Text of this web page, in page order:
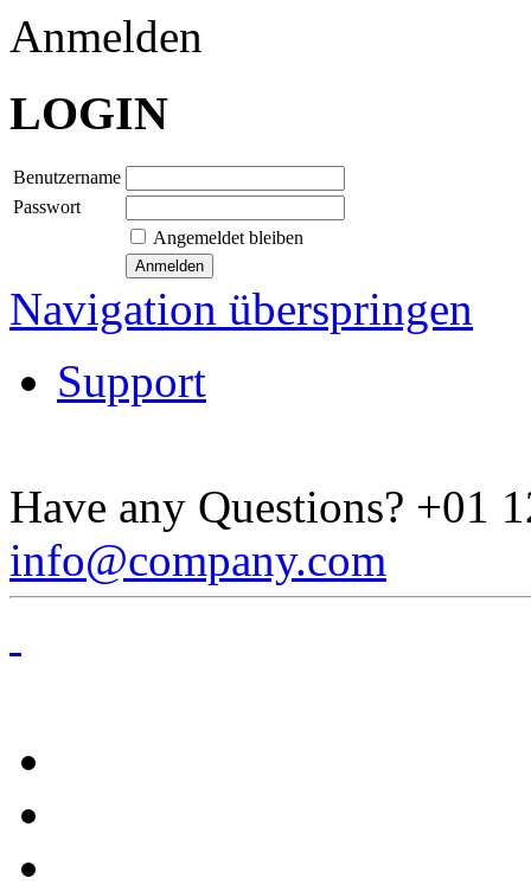
Anmelden
LOGIN
Benutzername
Passwort
Angemeldet bleiben
Navigation überspringen
Support
Have any Questions? +01
info@company.com